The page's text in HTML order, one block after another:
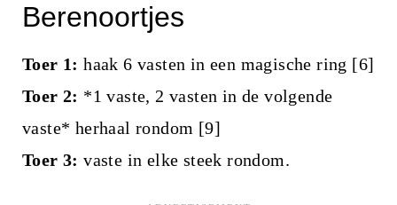
Berenoortjes
Toer 1: haak 6 vasten in een magische ring [6]
Toer 2: *1 vaste, 2 vasten in de volgende
vaste* herhaal rondom [9]
Toer 3: vaste in elke steek rondom.